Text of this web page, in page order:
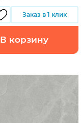
Заказ в 1 клик
В корзину